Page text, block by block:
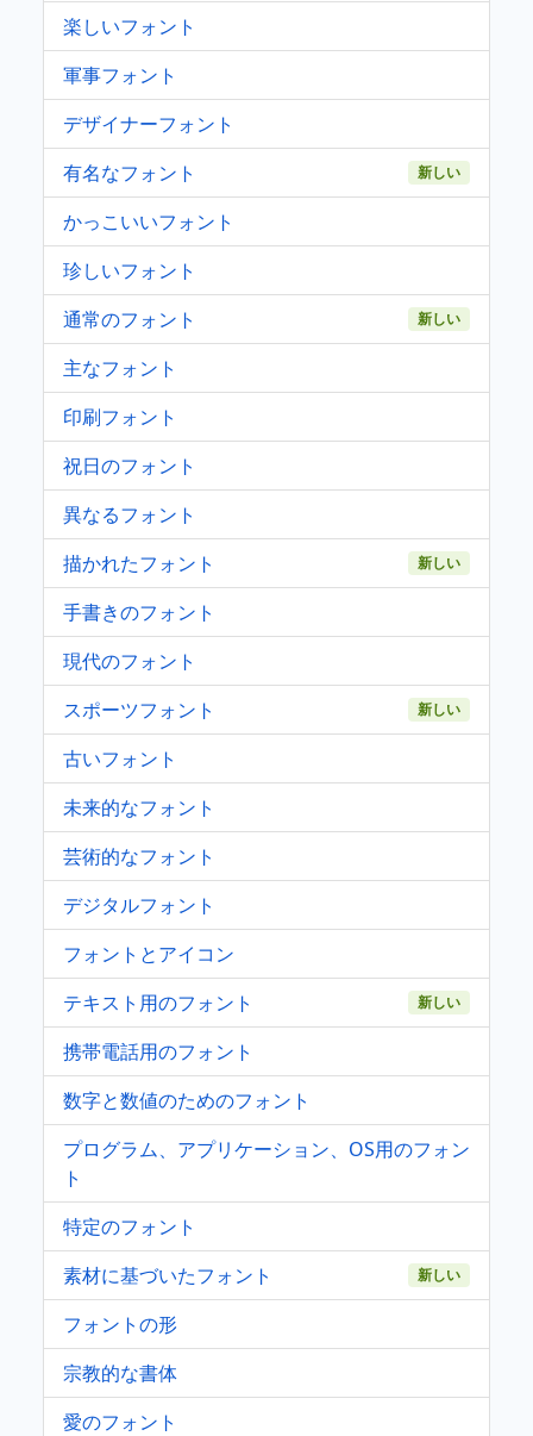
楽しいフォント
軍事フォント
デザイナーフォント
有名なフォント
新しい
かっこいいフォント
珍しいフォント
通常のフォント
新しい
主なフォント
印刷フォント
祝日のフォント
異なるフォント
描かれたフォント
新しい
手書きのフォント
現代のフォント
スポーツフォント
新しい
古いフォント
未来的なフォント
芸術的なフォント
デジタルフォント
フォントとアイコン
テキスト用のフォント
新しい
携帯電話用のフォント
数字と数値のためのフォント
プログラム、アプリケーション、OS用のフォン
ト
特定のフォント
素材に基づいたフォント
新しい
フォントの形
宗教的な書体
愛のフォント